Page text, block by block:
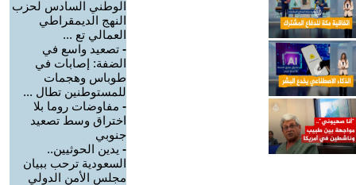
الوطني السادس لحزب
النهج الديمقراطي
العمالي تع ...
- تصعيد واسع في
الضفة: إصابات في
طوباس وهجمات
للمستوطنين تطال ...
- مفاوضات روما بلا
اختراق وسط تصعيد
جنوبي
- يدين الحوثيين..
السعودية ترحب ببيان
مجلس الأمن الدولي